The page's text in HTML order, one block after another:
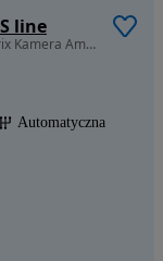
line
1984 cm3 • 190 KM • A5 40tfsi 190km S Line Matrix Kamera Ambient
Automatyczna